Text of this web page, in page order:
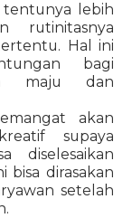
tentunya lebih
rutinitasnya
Hal ini
bagi
maju dan
akan
supaya
diselesaikan
bisa dirasakan
setelah